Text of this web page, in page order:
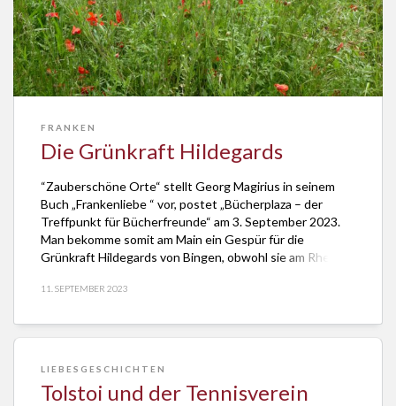
FRANKEN
Die Grünkraft Hildegards
“Zauberschöne Orte“ stellt Georg Magirius in seinem
Buch „Frankenliebe “ vor, postet „Bücherplaza – der
Treffpunkt für Bücherfreunde“ am 3. September 2023.
Man bekomme somit am Main ein Gespür für die
Grünkraft Hildegards von Bingen, obwohl sie am Rhein
schon mal ausrufen: „Frankenland at its best“. Raffiniert
11. SEPTEMBER 2023
LIEBESGESCHICHTEN
Tolstoi und der Tennisverein